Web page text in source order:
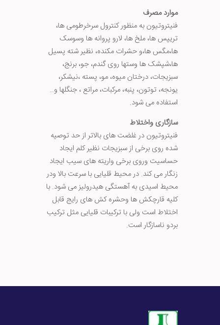
موارد مصرف
فنیتروتیون به منظور کنترول سرخرطومی ها،
تریپس ها، ملخ ها، لارو پروانه ها وسوسک
ها،مگس ها،و حشرات مکنده، نظیر شته پسیل
ها،شپشک ها وستها روی گندم، جو، برنج،
سبزیجات، درختان میوه، مو، پسته ،نیشکر،
یونجه، توتون، پنبه، مرکبات، مراتع ، جنگلها و..
استفاده می شود.
سازگاری واختلاط
فنیتروتیون در غلضت های بالاتر از حد توصیه
شده روی برخی از سبزیجات نظیر کلم ایجاد
حساسیت وروی برخی واریته های سیب ایجاد
زنگار می کند. در محیط قلیایی با سرعت بالا ودر
محیط اسیدی به آهستگی هیدرولیز می شود. با
کلیه قارچکش ها وحشره کش های رایج قابل
اختلاط است ولی با ترکیبات قلیایی مثل ترکیب
بردو ناسازگار است.